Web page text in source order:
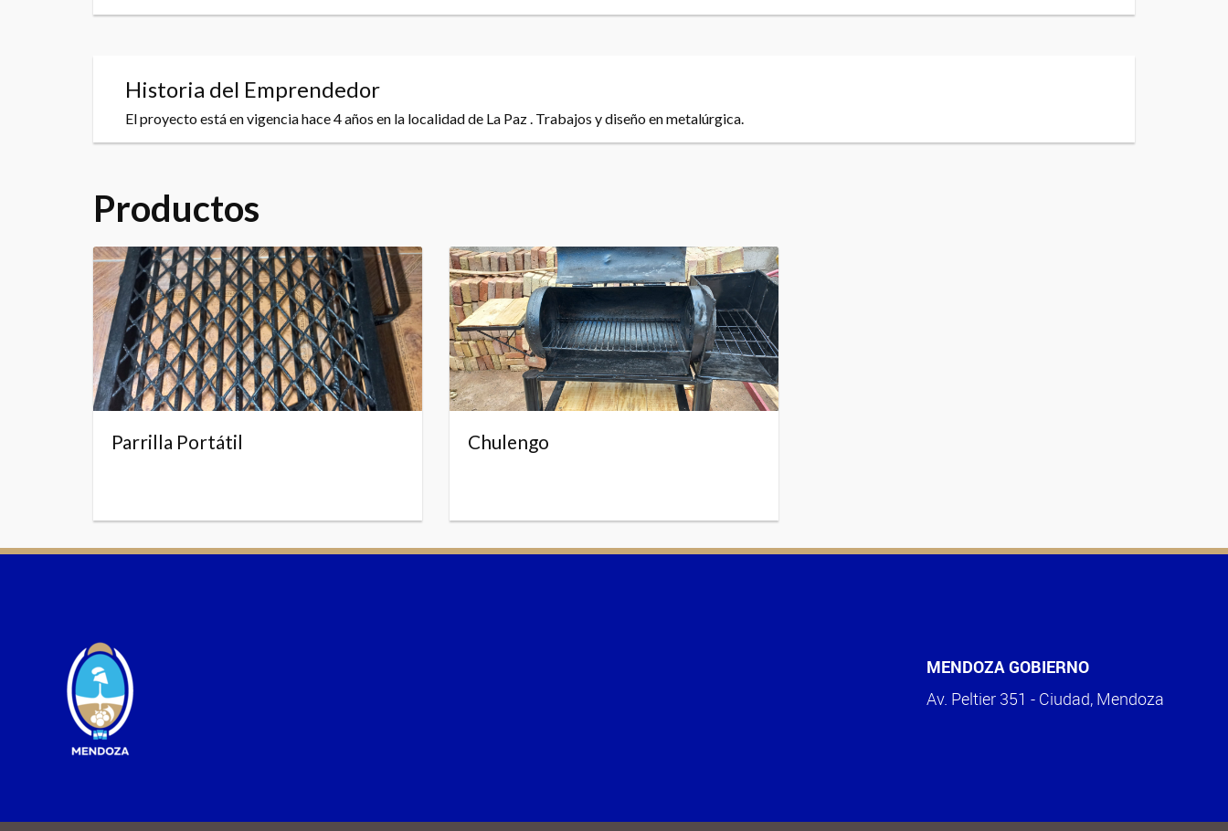
Historia del Emprendedor
El proyecto está en vigencia hace 4 años en la localidad de La Paz . Trabajos y diseño en metalúrgica.
Productos
Parrilla Portátil Chulengo
MENDOZA GOBIERNO
Av. Peltier 351 - Ciudad, Mendoza